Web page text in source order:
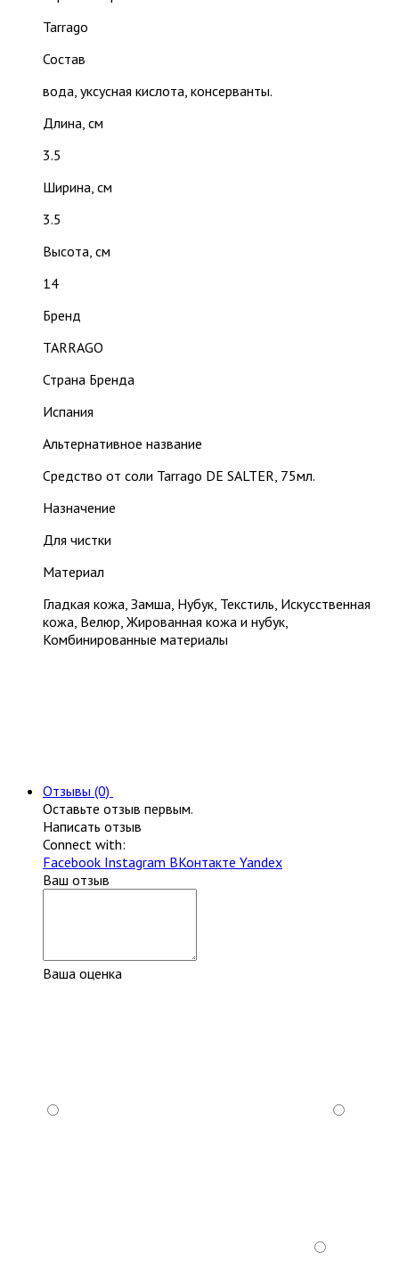
Tarrago
Состав
вода, уксусная кислота, консерванты.
Длина, см
3.5
Ширина, см
3.5
Высота, см
14
Бренд
TARRAGO
Страна Бренда
Испания
Альтернативное название
Средство от соли Tarrago DE SALTER, 75мл.
Назначение
Для чистки
Материал
Гладкая кожа, Замша, Нубук, Текстиль, Искусственная
кожа, Велюр, Жированная кожа и нубук,
Комбинированные материалы
Отзывы (0)
Оставьте отзыв первым.
Написать отзыв
Connect with:
Facebook Instagram ВКонтакте Yandex
Ваш отзыв
Ваша оценка